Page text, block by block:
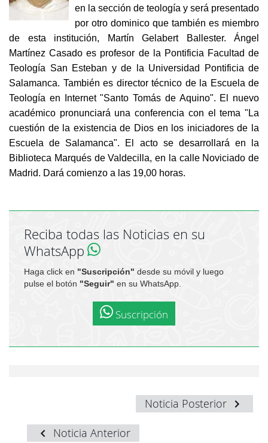
en la sección de teología y será presentado
por otro dominico que también es miembro
de esta institución, Martín Gelabert Ballester. Ángel
Martínez Casado es profesor de la Pontificia Facultad de
Teología San Esteban y de la Universidad Pontificia de
Salamanca. También es director técnico de la Escuela de
Teología en Internet "Santo Tomás de Aquino". El nuevo
académico pronunciará una conferencia con el tema "La
cuestión de la existencia de Dios en los iniciadores de la
Escuela de Salamanca". El acto se desarrollará en la
Biblioteca Marqués de Valdecilla, en la calle Noviciado de
Madrid. Dará comienzo a las 19,00 horas.
Reciba todas las Noticias en su
WhatsApp
Haga click en "Suscripción" desde su móvil y luego
pulse el botón "Seguir" en su WhatsApp.
Suscripción
Noticia Posterior
Noticia Anterior